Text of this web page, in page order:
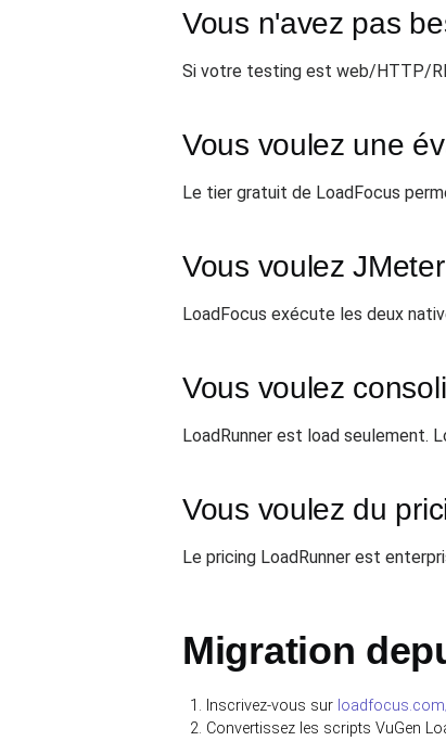
Vous n'avez pas
Si votre testing est web/HTTP/
Vous voulez une
Le tier gratuit de LoadFocus
Vous voulez
LoadFocus exécute les deux
Vous voulez
LoadRunner est load seulement.
Vous voulez du
Le pricing LoadRunner est
Migration
Inscrivez-vous sur
Convertissez les scripts VuGen